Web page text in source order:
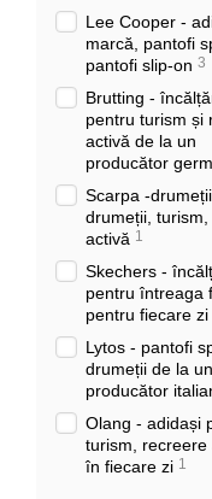
Lee Cooper -
marcă, pantofi
pantofi slip-on 3
Brutting -
pentru turism și
activă de la un
producător
Scarpa -drumeții,
drumeții,
activă 1
Skechers -
pentru întreaga
pentru fiecare zi
Lytos - pantofi
drumeții de la un
producător
Olang - adidași
turism, recreere
în fiecare zi 1